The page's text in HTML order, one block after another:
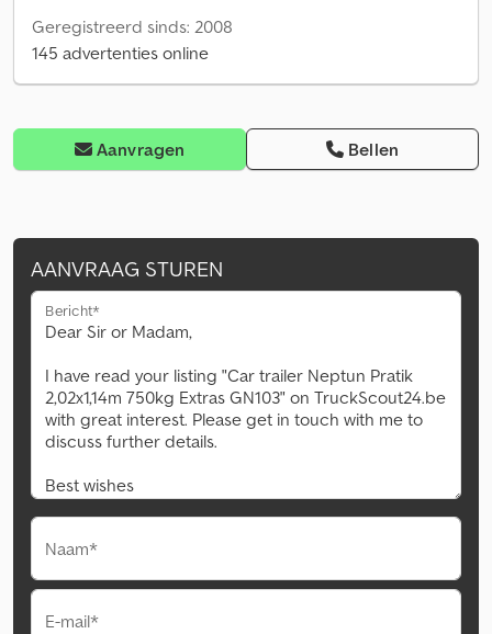
Geregistreerd sinds: 2008
145 advertenties online
Aanvragen Bellen
AANVRAAG STUREN
Bericht*
Naam*
E-mail*